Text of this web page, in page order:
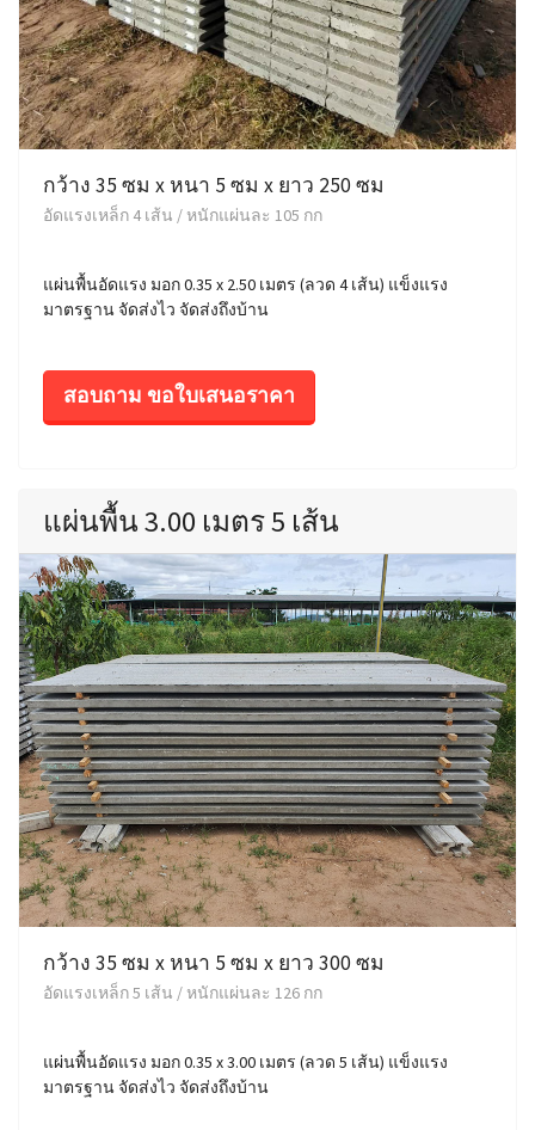
กว้าง 35 ซม x หนา 5 ซม x ยาว 250 ซม
อัดแรงเหล็ก 4 เส้น / หนักแผ่นละ 105 กก
แผ่นพื้นอัดแรง มอก 0.35 x 2.50 เมตร (ลวด 4 เส้น) แข็งแรง
มาตรฐาน จัดส่งไว จัดส่งถึงบ้าน
สอบถาม ขอใบเสนอราคา
แผ่นพื้น 3.00 เมตร 5 เส้น
กว้าง 35 ซม x หนา 5 ซม x ยาว 300 ซม
อัดแรงเหล็ก 5 เส้น / หนักแผ่นละ 126 กก
แผ่นพื้นอัดแรง มอก 0.35 x 3.00 เมตร (ลวด 5 เส้น) แข็งแรง
มาตรฐาน จัดส่งไว จัดส่งถึงบ้าน